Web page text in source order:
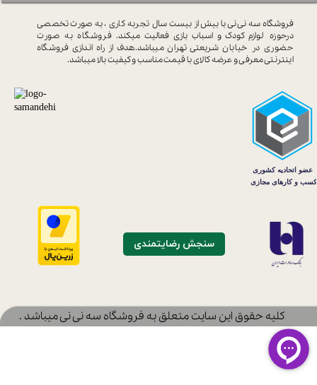
فروشگاه سه نی نی با بیش از بیست سال تجربه کاری ، به صورت تخصصی
درحوزه لوازم کودک و اسباب بازی فعالیت میکند. فروشگاه به صورت
حضوری در خیابان شریعتی تهران میباشد.هدف از راه اندازی فروشگاه
اینترنتی معرفی و عرضه کالای باقیمت مناسب و کیفیت بالا میباشد.
سنجش رضایتمندی
​کلیه حقوق این سایت متعلق به فروشگاه سه نی نی میباشد .